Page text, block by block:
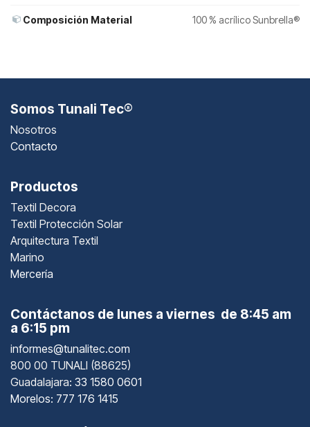
Composición Material 100 % acrílico Sunbrella®
Somos Tunali Tec®
Nosotros
Contacto
Productos
Textil Decora
Textil Protección Solar
Arquitectura Textil
Marino
Mercería
Contáctanos de lunes a viernes de 8:45 am
a 6:15 pm
informes@tunalitec.com
800 00 TUNALI (88625)
Guadalajara: 33 1580 0601
Morelos: 777 176 1415